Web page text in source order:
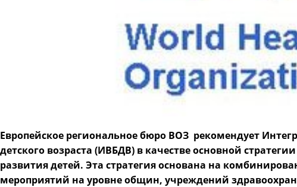
Европейское региональное бюро ВОЗ рекомендует
детского возраста (ИВБДВ) в качестве основной
развития детей. Эта стратегия основана на
мероприятий на уровне общин, учреждений